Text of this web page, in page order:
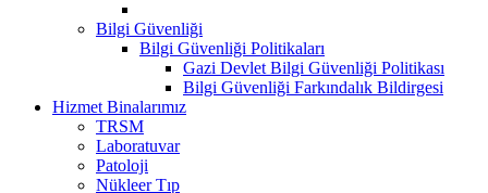
Bilgi Güvenliği
Bilgi Güvenliği Politikaları
Gazi Devlet Bilgi Güvenliği Politikası
Bilgi Güvenliği Farkındalık Bildirgesi
Hizmet Binalarımız
TRSM
Laboratuvar
Patoloji
Nükleer Tıp